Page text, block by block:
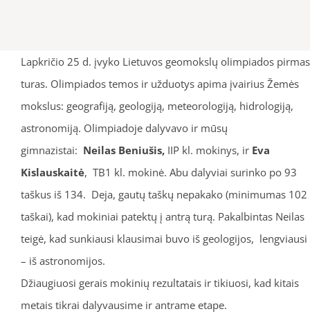
Lapkričio 25 d. įvyko Lietuvos geomokslų olimpiados pirmas
turas. Olimpiados temos ir užduotys apima įvairius Žemės
mokslus: geografiją, geologiją, meteorologiją, hidrologiją,
astronomiją. Olimpiadoje dalyvavo ir mūsų
gimnazistai: Neilas Beniušis,IIP kl. mokinys, ir Eva
Kislauskaitė, TB1 kl. mokinė. Abu dalyviai surinko po 93
taškus iš 134. Deja, gautų taškų nepakako (minimumas 102
taškai), kad mokiniai patektų į antrą turą. Pakalbintas Neilas
teigė, kad sunkiausi klausimai buvo iš geologijos, lengviausi
– iš astronomijos.
Džiaugiuosi gerais mokinių rezultatais ir tikiuosi, kad kitais
metais tikrai dalyvausime ir antrame etape.